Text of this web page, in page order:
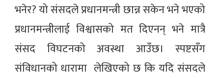
भनेर? यो संसदले प्रधानमन्त्री छान्न सकेन भने भएको
प्रधानमन्त्रीलाई विश्वासको मत दिएनन् भने मात्रै
संसद विघटनको अवस्था आउँछ। स्पष्टसँग
संविधानको धारामा लेखिएको छ कि यदि संसदले